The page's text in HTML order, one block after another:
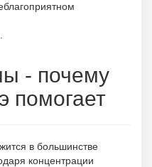
- почему
помогает
в большинстве
концентрации